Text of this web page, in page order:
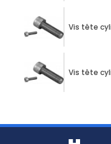
Vis tête
Vis tête